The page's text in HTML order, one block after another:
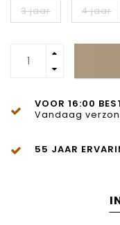
3 jaar 4 jaar
VOOR 16:00
Vandaag
55 JAAR